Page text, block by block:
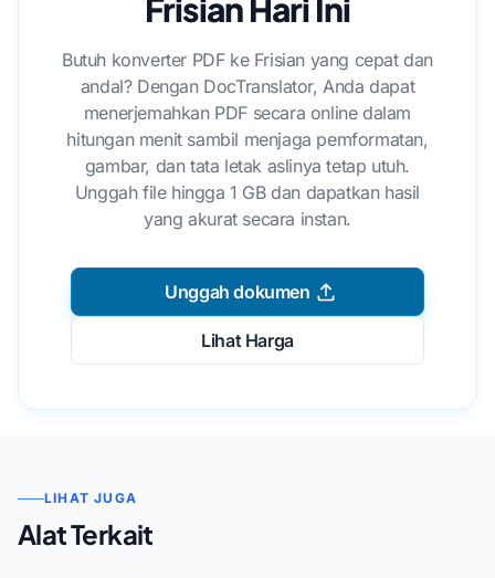
Frisian Hari Ini
Butuh konverter PDF ke Frisian yang cepat dan
andal? Dengan DocTranslator, Anda dapat
menerjemahkan PDF secara online dalam
hitungan menit sambil menjaga pemformatan,
gambar, dan tata letak aslinya tetap utuh.
Unggah file hingga 1 GB dan dapatkan hasil
yang akurat secara instan.
Unggah dokumen
Lihat Harga
LIHAT JUGA
Alat Terkait